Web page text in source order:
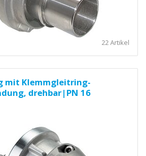
22 Artikel
mit Klemmgleitring-
drehbar|PN 16